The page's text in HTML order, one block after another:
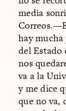
media
hay
del Estado
nos
va a la
y me dice
que no va,